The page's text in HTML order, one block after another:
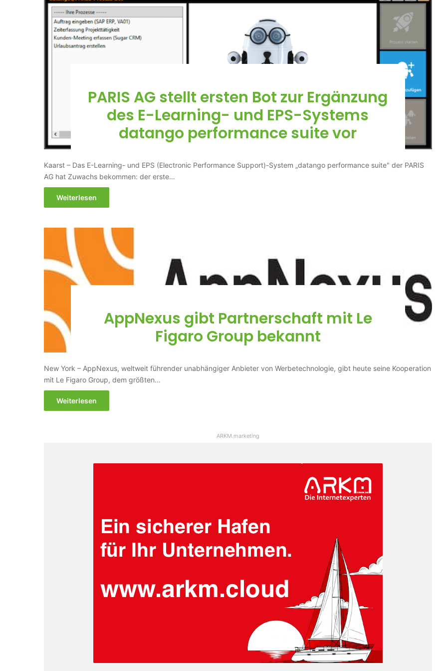
PARIS AG stellt ersten Bot zur Ergänzung
des E-Learning- und EPS-Systems
datango performance suite vor
Kaarst – Das E-Learning- und EPS (Electronic Performance Support)-System „datango performance suite" der PARIS
AG hat Zuwachs bekommen: der erste…
Weiterlesen
AppNexus gibt Partnerschaft mit Le
Figaro Group bekannt
New York – AppNexus, weltweit führender unabhängiger Anbieter von Werbetechnologie, gibt heute seine Kooperation
mit Le Figaro Group, dem größten…
Weiterlesen
ARKM.marketing